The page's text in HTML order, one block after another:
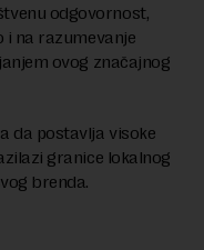
odgovornost,
i na razumevanje
ovog značajnog
da postavlja visoke
granice lokalnog
brenda.